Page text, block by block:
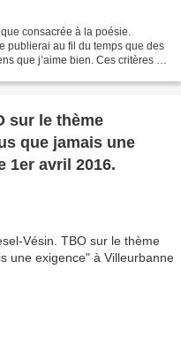
consacrée à la poésie.
publierai au fil du temps que des
que j’aime bien. Ces critères là
sur le thème
que jamais une
1er avril 2016.